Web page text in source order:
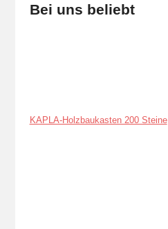
Bei uns beliebt
KAPLA-Holzbaukasten 200 Steine